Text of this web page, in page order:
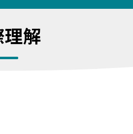
解